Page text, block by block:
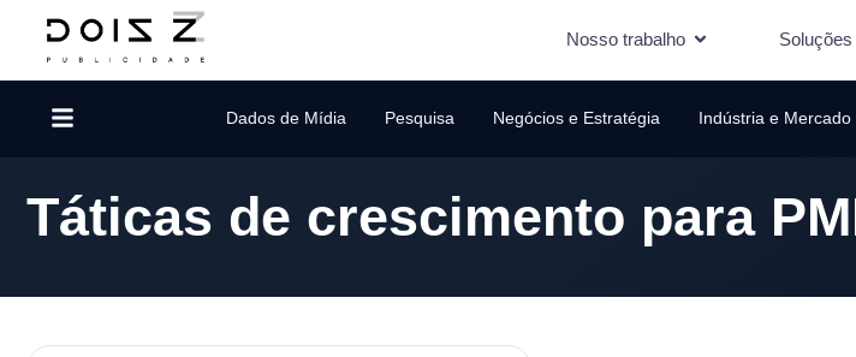
Nosso trabalho Soluções
Dados de Mídia Pesquisa Negócios e Estratégia Indústria e Mercado
Táticas de crescimento para